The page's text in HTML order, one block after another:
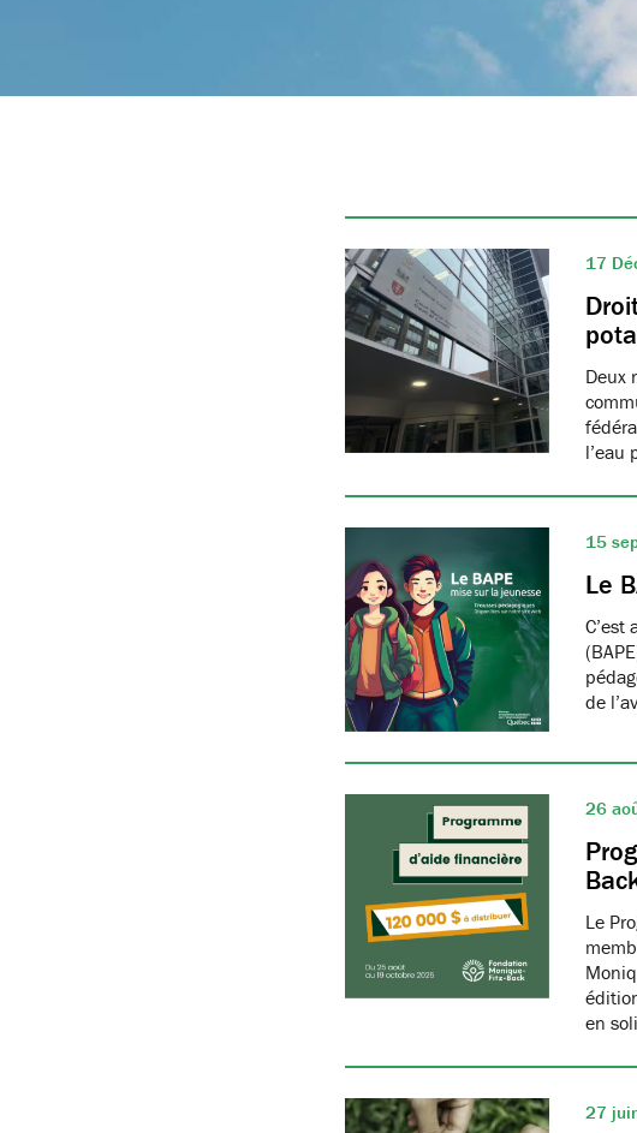
17
Deux
l’eau
15
Le
C’est
de
26
Le
en
27